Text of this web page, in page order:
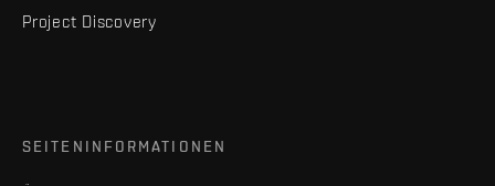
Project Discovery
SEITENINFORMATIONEN